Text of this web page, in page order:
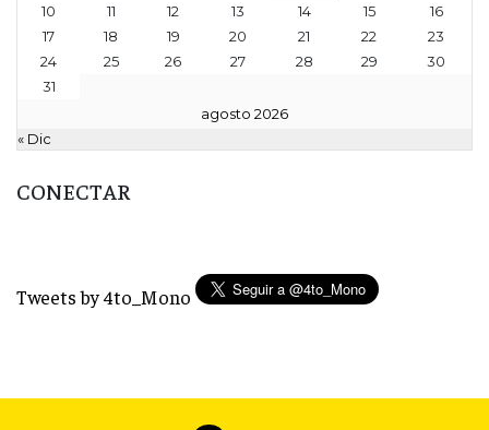
agosto 2026
10
11 12 13 14 15
16
17
18 19 20 21 22
23
24
25 26 27 28 29
30
31
« Dic
CONECTAR
Tweets by 4to_Mono